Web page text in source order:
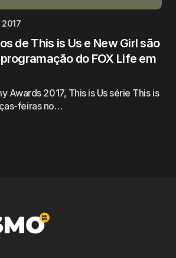
de This is Us e New Girl são
do FOX Life em
Awards 2017, This is Us série This is
feiras no…